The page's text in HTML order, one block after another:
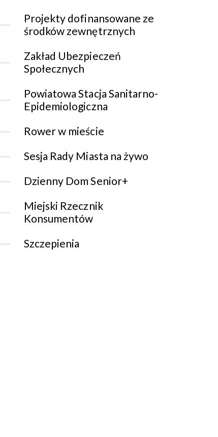
Projekty dofinansowane ze
środków zewnętrznych
Zakład Ubezpieczeń
Społecznych
Powiatowa Stacja Sanitarno-
Epidemiologiczna
Rower w mieście
Sesja Rady Miasta na żywo
Dzienny Dom Senior+
Miejski Rzecznik
Konsumentów
Szczepienia